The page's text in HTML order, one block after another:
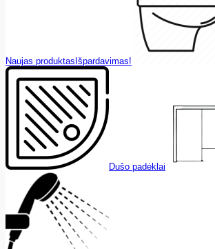
Naujas produktas Išpardavimas!
Dušo padėklai